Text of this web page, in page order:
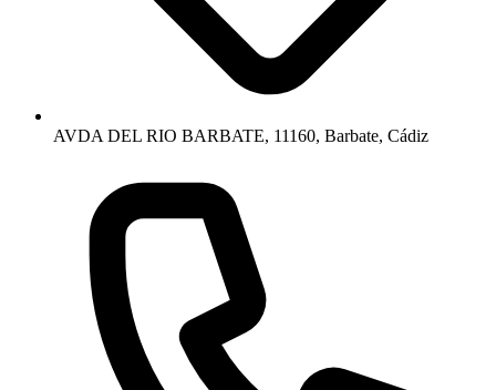
AVDA DEL RIO BARBATE, 11160, Barbate, Cádiz